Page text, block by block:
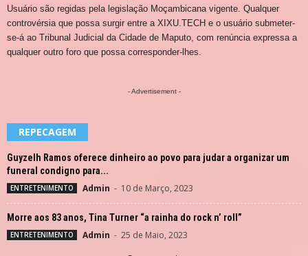
Usuário são regidas pela legislação Moçambicana vigente. Qualquer
controvérsia que possa surgir entre a XIXU.TECH e o usuário submeter-
se-á ao Tribunal Judicial da Cidade de Maputo, com renúncia expressa a
qualquer outro foro que possa corresponder-lhes.
- Advertisement -
REPECAGEM
Guyzelh Ramos oferece dinheiro ao povo para judar a organizar um
funeral condigno para...
ENTRETENIMENTO Admin - 10 de Março, 2023
Morre aos 83 anos, Tina Turner “a rainha do rock n’ roll”
ENTRETENIMENTO Admin - 25 de Maio, 2023